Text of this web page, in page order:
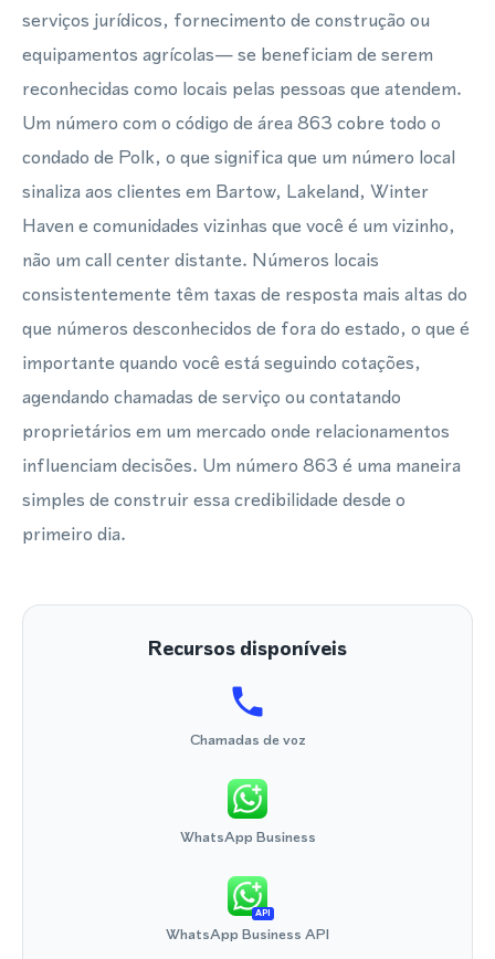
serviços jurídicos, fornecimento de construção ou
equipamentos agrícolas— se beneficiam de serem
reconhecidas como locais pelas pessoas que atendem.
Um número com o código de área 863 cobre todo o
condado de Polk, o que significa que um número local
sinaliza aos clientes em Bartow, Lakeland, Winter
Haven e comunidades vizinhas que você é um vizinho,
não um call center distante. Números locais
consistentemente têm taxas de resposta mais altas do
que números desconhecidos de fora do estado, o que é
importante quando você está seguindo cotações,
agendando chamadas de serviço ou contatando
proprietários em um mercado onde relacionamentos
influenciam decisões. Um número 863 é uma maneira
simples de construir essa credibilidade desde o
primeiro dia.
Recursos disponíveis
Chamadas de voz
WhatsApp Business
API
WhatsApp Business API